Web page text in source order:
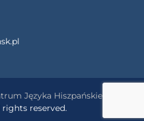
Języka Hiszpańskiego
rights reserved.